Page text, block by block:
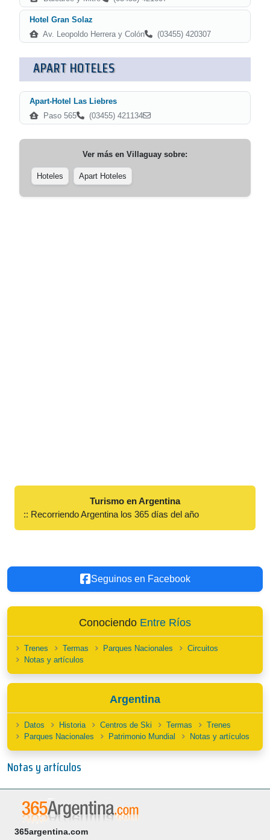
Hotel Gran Solaz
Av. Leopoldo Herrera y Colón
(03455) 420307
APART HOTELES
Apart-Hotel Las Liebres
Paso 565
(03455) 421134
Ver más en Villaguay sobre:
Hoteles Apart Hoteles
Turismo en Argentina
:: Recorriendo Argentina los 365 días del año
Seguinos en Facebook
Conociendo Entre Ríos
Trenes Termas Parques Nacionales
Circuitos
Notas y artículos
Argentina
Datos Historia Centros de Ski Termas
Trenes
Parques Nacionales
Patrimonio Mundial Notas y artículos
Notas y artículos
365argentina.com